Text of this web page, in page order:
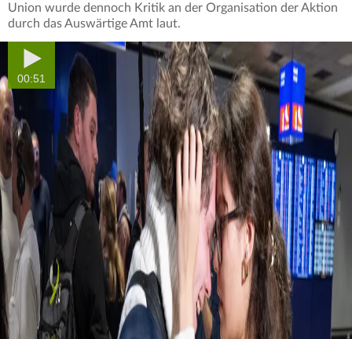
Union wurde dennoch Kritik an der Organisation der Aktion
durch das Auswärtige Amt laut.
00:51